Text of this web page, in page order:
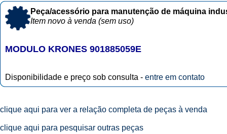
Peça/acessório para manutenção de máquina
Item novo à venda (sem uso)
MODULO KRONES 901885059E
Disponibilidade e preço sob consulta - entre em contato
clique aqui para ver a relação completa de peças à venda
clique aqui para pesquisar outras peças